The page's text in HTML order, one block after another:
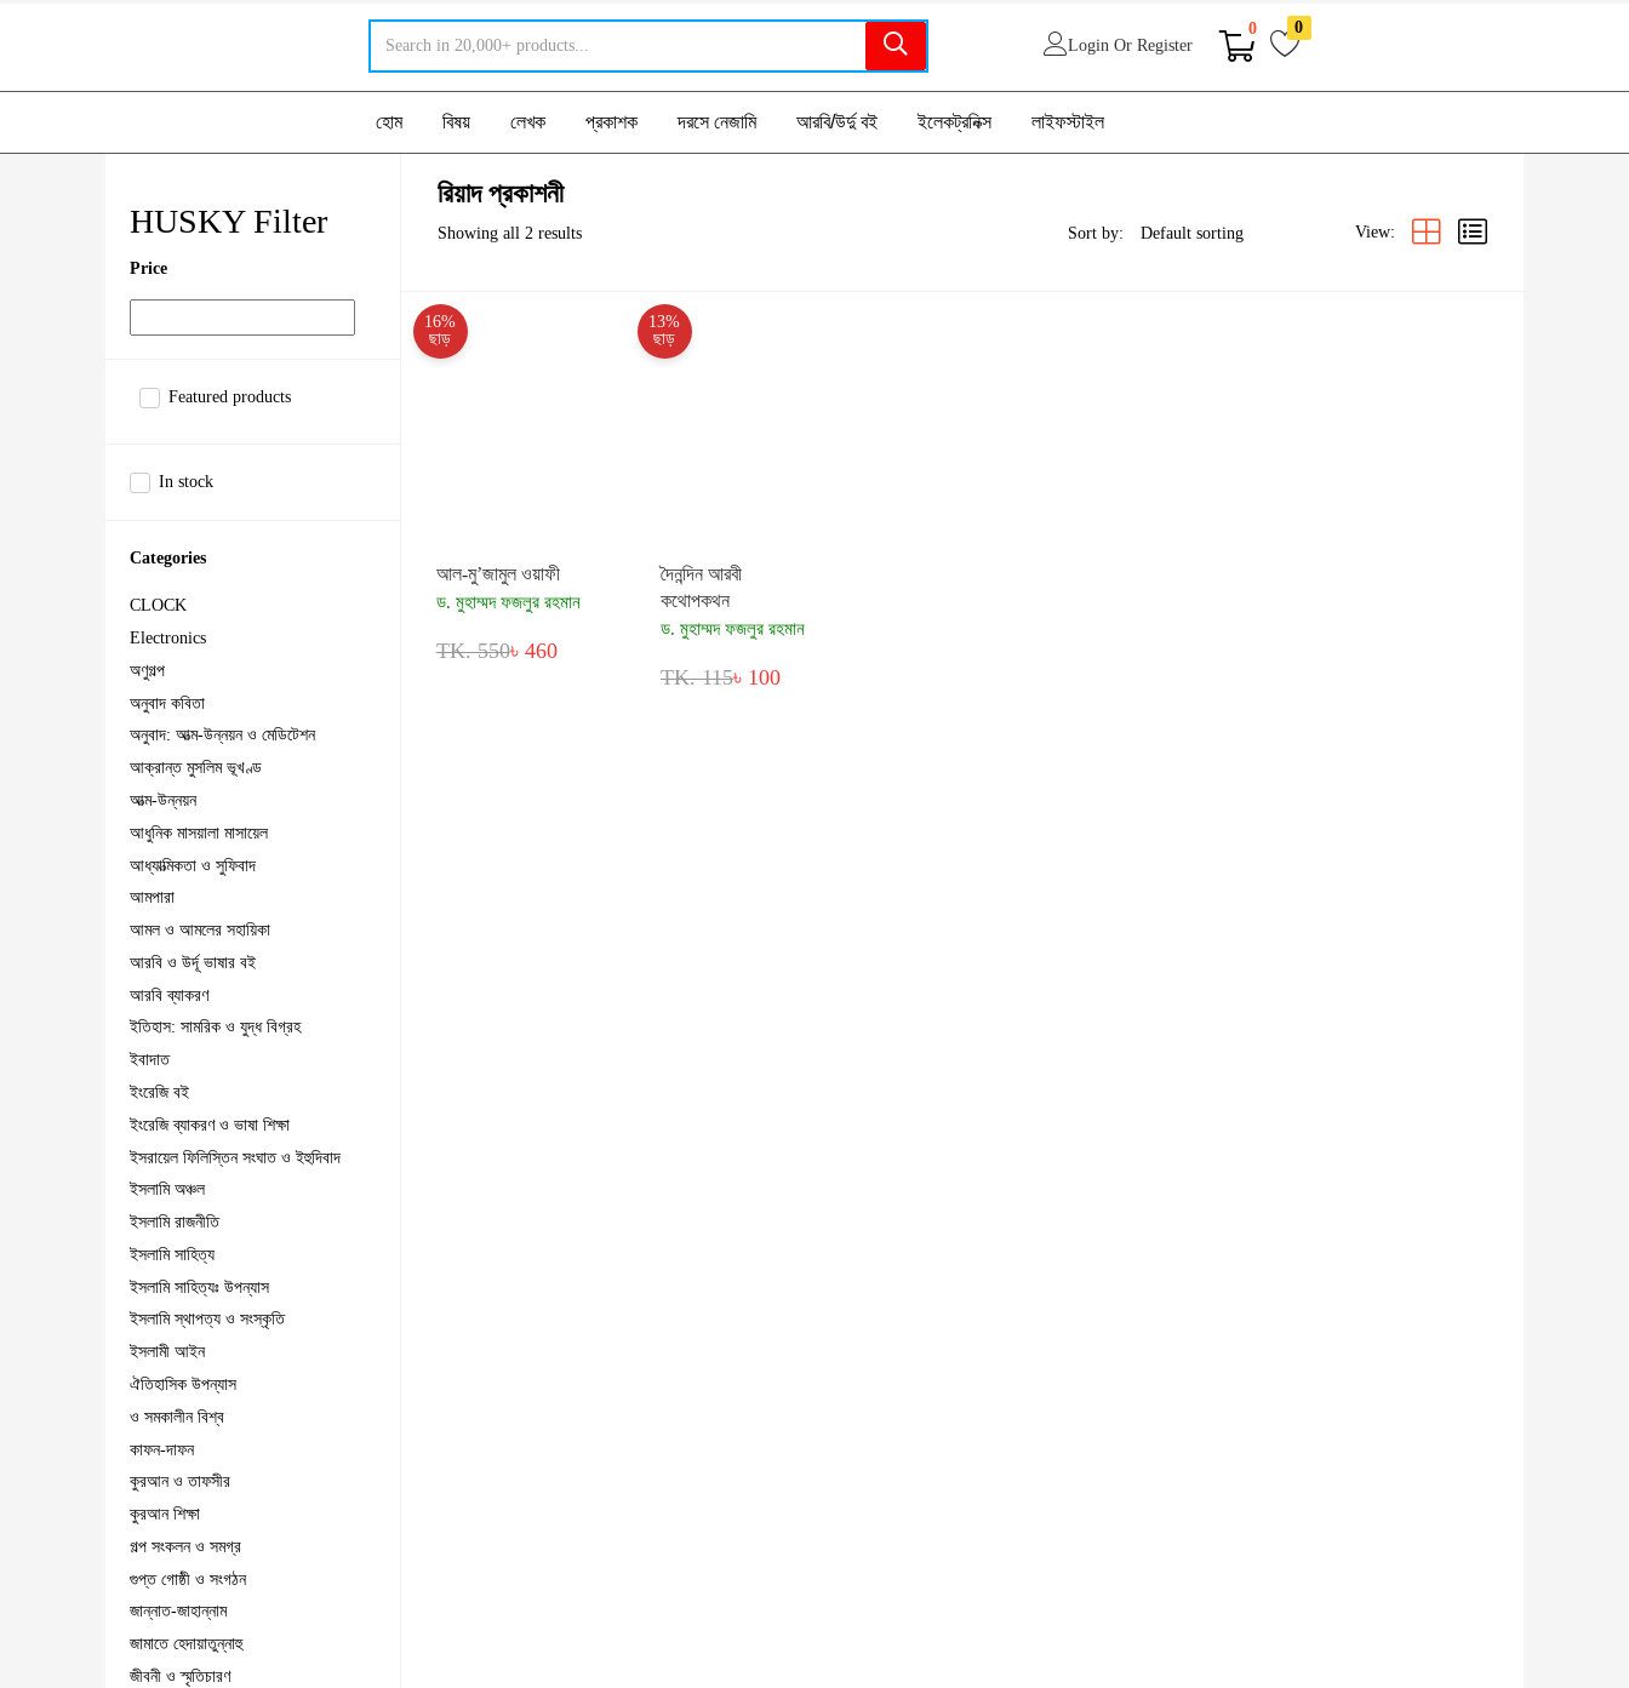
Login Or Register
0 0
হোম বিষয় লেখক প্রকাশক দরসে নেজামি আরবি/উর্দু বই ইলেকট্রনিক্স লাইফস্টাইল
HUSKY Filter
Price
Featured products
In stock
Categories
CLOCK
Electronics
অণুগল্প
অনুবাদ কবিতা
অনুবাদ: আত্ম-উন্নয়ন ও মেডিটেশন
আক্রান্ত মুসলিম ভূখণ্ড
আত্ম-উন্নয়ন
আধুনিক মাসয়ালা মাসায়েল
আধ্যাত্মিকতা ও সুফিবাদ
আমপারা
আমল ও আমলের সহায়িকা
আরবি ও উর্দূ ভাষার বই
আরবি ব্যাকরণ
ইতিহাস: সামরিক ও যুদ্ধ বিগ্রহ
ইবাদাত
ইংরেজি বই
ইংরেজি ব্যাকরণ ও ভাষা শিক্ষা
ইসরায়েল ফিলিস্তিন সংঘাত ও ইহুদিবাদ
ইসলামি অঞ্চল
ইসলামি রাজনীতি
ইসলামি সাহিত্য
ইসলামি সাহিত্যঃ উপন্যাস
ইসলামি স্থাপত্য ও সংস্কৃতি
ইসলামী আইন
ঐতিহাসিক উপন্যাস
ও সমকালীন বিশ্ব
কাফন-দাফন
কুরআন ও তাফসীর
কুরআন শিক্ষা
গল্প সংকলন ও সমগ্র
গুপ্ত গোষ্ঠী ও সংগঠন
জান্নাত-জাহান্নাম
জামাতে হেদায়াতুন্নাহু
জীবনী ও স্মৃতিচারণ
রিয়াদ প্রকাশনী
Showing all 2 results Sort by: View:
16%
ছাড়
আল-মু’জামুল ওয়াফী
ড. মুহাম্মদ ফজলুর রহমান
TK. 550৳ 460
13%
ছাড়
দৈনন্দিন আরবী
কথোপকথন
ড. মুহাম্মদ ফজলুর রহমান
TK. 115৳ 100